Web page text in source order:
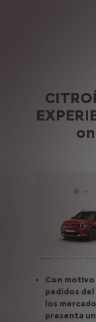
Con
pedidos del
los
presenta